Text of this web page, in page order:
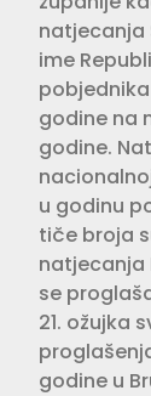
natjecanja
ime
godine na
godine.
u godinu
tiče broja
natjecanja
se
21. ožujka
godine u